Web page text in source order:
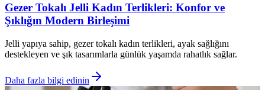
Gezer Tokalı Jelli Kadın Terlikleri: Konfor ve
Şıklığın Modern Birleşimi
Jelli yapıya sahip, gezer tokalı kadın terlikleri, ayak sağlığını
destekleyen ve şık tasarımlarla günlük yaşamda rahatlık sağlar.
Daha fazla bilgi edinin